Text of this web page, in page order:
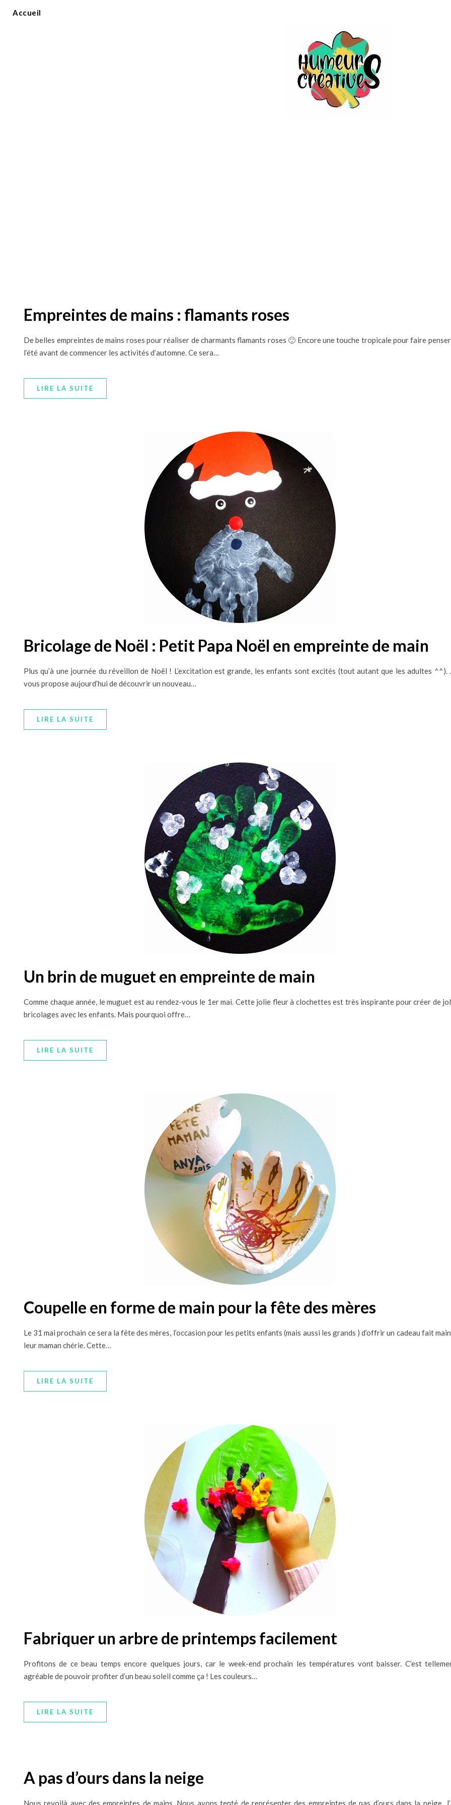
Accueil
Empreintes de mains : flamants roses
De belles empreintes de mains roses pour réaliser de charmants flamants roses 🙂 Encore une touche tropicale pour faire
l’été avant de commencer les activités d’automne. Ce sera…
LIRE LA SUITE
Bricolage de Noël : Petit Papa Noël en empreinte de main
Plus qu’à une journée du réveillon de Noël ! L’excitation est grande, les enfants sont excités (tout autant que les adultes ^^).
vous propose aujourd’hui de découvrir un nouveau…
LIRE LA SUITE
Un brin de muguet en empreinte de main
Comme chaque année, le muguet est au rendez-vous le 1er mai. Cette jolie fleur à clochettes est très inspirante pour créer de
bricolages avec les enfants. Mais pourquoi offre…
LIRE LA SUITE
Coupelle en forme de main pour la fête des mères
Le 31 mai prochain ce sera la fête des mères, l’occasion pour les petits enfants (mais aussi les grands ) d’offrir un cadeau fait
leur maman chérie. Cette…
LIRE LA SUITE
Fabriquer un arbre de printemps facilement
Profitons de ce beau temps encore quelques jours, car le week-end prochain les températures vont baisser. C’est
agréable de pouvoir profiter d’un beau soleil comme ça ! Les couleurs…
LIRE LA SUITE
A pas d’ours dans la neige
Nous revoilà avec des empreintes de mains. Nous avons tenté de représenter des empreintes de pas d’ours dans la neige.